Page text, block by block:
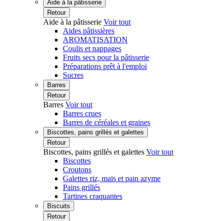
Aide à la pâtisserie
Retour
Aide à la pâtisserie Voir tout
Aides pâtissières
AROMATISATION
Coulis et nappages
Fruits secs pour la pâtisserie
Préparations prêt à l'emploi
Sucres
Barres
Retour
Barres Voir tout
Barres crues
Barres de céréales et graines
Biscottes, pains grillés et galettes
Retour
Biscottes, pains grillés et galettes Voir tout
Biscottes
Croutons
Galettes riz, mais et pain azyme
Pains grillés
Tartines craquantes
Biscuits
Retour